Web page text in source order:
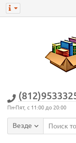
Пн-Пят, с 11:00 до 20:00
Везде